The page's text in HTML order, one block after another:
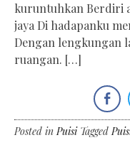
kuruntuhkan Berdiri
jaya Di hadapanku
Dengan lengkungan
ruangan. […]
Posted inPuisi Tagged